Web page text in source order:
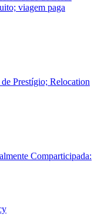
viagem paga
Prestígio; Relocation
Comparticipada: